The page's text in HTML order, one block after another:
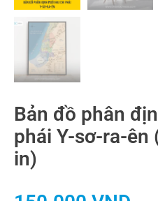
Bản đồ phân
phái Y-sơ-ra-ên
in)